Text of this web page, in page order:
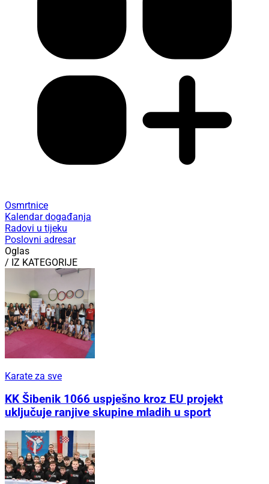
Osmrtnice
Kalendar događanja
Radovi u tijeku
Poslovni adresar
Oglas
/ IZ KATEGORIJE
Karate za sve
KK Šibenik 1066 uspješno kroz EU projekt
uključuje ranjive skupine mladih u sport